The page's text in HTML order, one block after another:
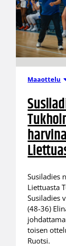
Maaottelu
Susiladies
Liettuasta
Susiladies
(48-36)
toisen
Ruotsi.